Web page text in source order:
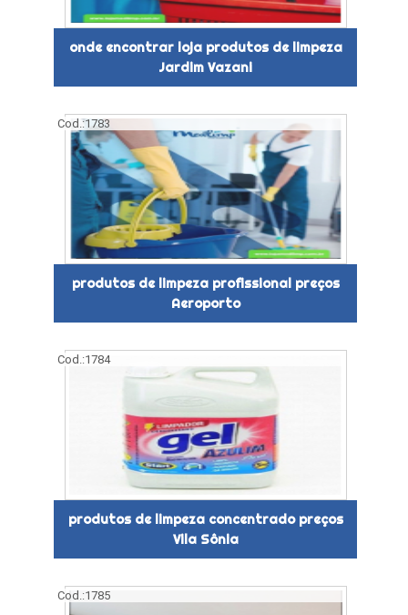
onde encontrar loja produtos de limpeza
Jardim Vazani
Cod.:1783
produtos de limpeza profissional preços
Aeroporto
Cod.:1784
produtos de limpeza concentrado preços
Vila Sônia
Cod.:1785